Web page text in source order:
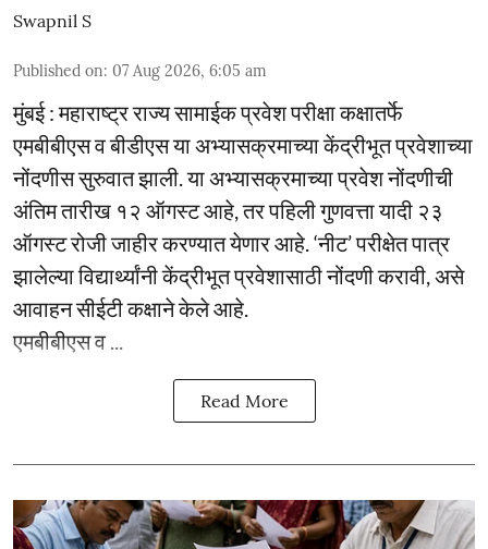
Swapnil S
Published on: 07 Aug 2026, 6:05 am
मुंबई : महाराष्ट्र राज्य सामाईक प्रवेश परीक्षा कक्षातर्फे
एमबीबीएस व बीडीएस या अभ्यासक्रमाच्या केंद्रीभूत प्रवेशाच्या
नोंदणीस सुरुवात झाली. या अभ्यासक्रमाच्या प्रवेश नोंदणीची
अंतिम तारीख १२ ऑगस्ट आहे, तर पहिली गुणवत्ता यादी २३
ऑगस्ट रोजी जाहीर करण्यात येणार आहे. ‘नीट’ परीक्षेत पात्र
झालेल्या विद्यार्थ्यांनी केंद्रीभूत प्रवेशासाठी नोंदणी करावी, असे
आवाहन सीईटी कक्षाने केले आहे.
एमबीबीएस व ...
Read More